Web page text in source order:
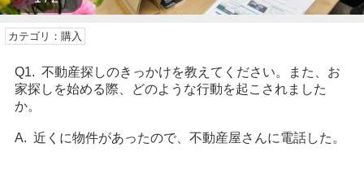
カテゴリ：購入
Q1. 不動産探しのきっかけを教えてください。また、お
家探しを始める際、どのような行動を起こされました
か。
A. 近くに物件があったので、不動産屋さんに電話した。